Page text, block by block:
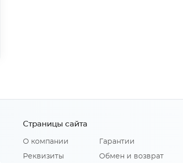
Страницы сайта
О компании
Реквизиты
Гарантии
Обмен и возврат